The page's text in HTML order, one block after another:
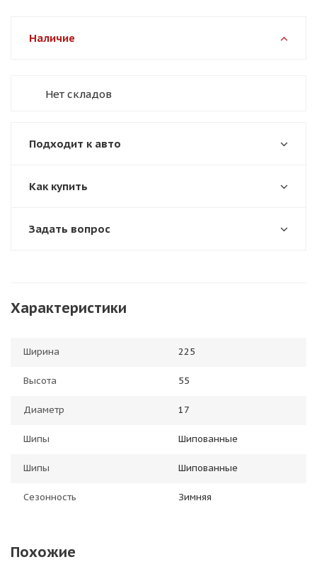
Наличие
Нет складов
Подходит к авто
Как купить
Задать вопрос
Характеристики
Ширина 225
Высота 55
Диаметр 17
Шипы Шипованные
Шипы Шипованные
Сезонность Зимняя
Похожие